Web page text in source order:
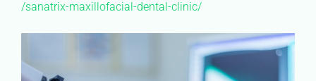
/sanatrix-maxillofacial-dental-clinic/